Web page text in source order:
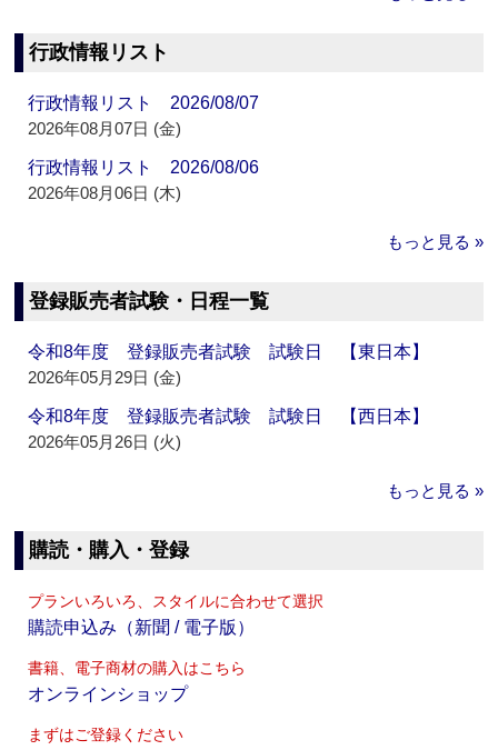
行政情報リスト
行政情報リスト 2026/08/07
2026年08月07日 (金)
行政情報リスト 2026/08/06
2026年08月06日 (木)
もっと見る »
登録販売者試験・日程一覧
令和8年度 登録販売者試験 試験日 【東日本】
2026年05月29日 (金)
令和8年度 登録販売者試験 試験日 【西日本】
2026年05月26日 (火)
もっと見る »
購読・購入・登録
プランいろいろ、スタイルに合わせて選択
購読申込み（新聞 / 電子版）
書籍、電子商材の購入はこちら
オンラインショップ
まずはご登録ください